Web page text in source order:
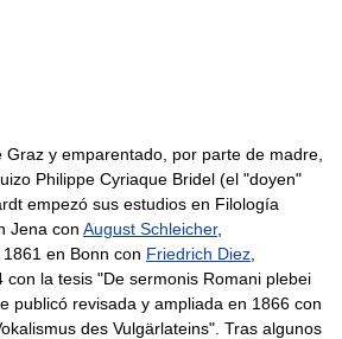
Graz y emparentado, por parte de madre,
Philippe Cyriaque Bridel (el "doyen"
empezó sus estudios en Filología
Jena con August Schleicher,
en Bonn con Friedrich Diez
con la tesis "De sermonis Romani plebei
publicó revisada y ampliada en 1866 con
des Vulgärlateins". Tras algunos